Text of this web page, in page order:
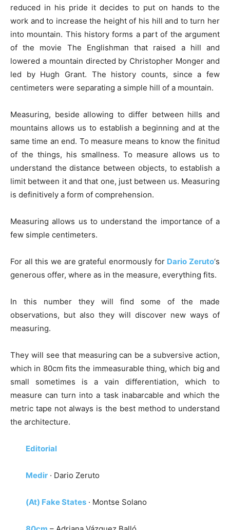
reduced in his pride it decides to put on hands to the
work and to increase the height of his hill and to turn her
into mountain. This history forms a part of the argument
of the movie The Englishman that raised a hill and
lowered a mountain directed by Christopher Monger and
led by Hugh Grant. The history counts, since a few
centimeters were separating a simple hill of a mountain.
Measuring, beside allowing to differ between hills and
mountains allows us to establish a beginning and at the
same time an end. To measure means to know the finitud
of the things, his smallness. To measure allows us to
understand the distance between objects, to establish a
limit between it and that one, just between us. Measuring
is definitively a form of comprehension.
Measuring allows us to understand the importance of a
few simple centimeters.
For all this we are grateful enormously for Dario Zeruto‘s
generous offer, where as in the measure, everything fits.
In this number they will find some of the made
observations, but also they will discover new ways of
measuring.
They will see that measuring can be a subversive action,
which in 80cm fits the immeasurable thing, which big and
small sometimes is a vain differentiation, which to
measure can turn into a task inabarcable and which the
metric tape not always is the best method to understand
the architecture.
Editorial
Medir · Dario Zeruto
(At) Fake States · Montse Solano